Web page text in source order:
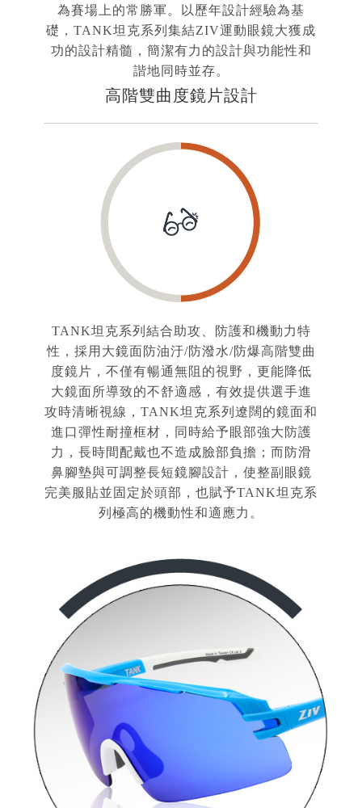
為賽場上的常勝軍。以歷年設計經驗為基
礎，TANK坦克系列集結ZIV運動眼鏡大獲成
功的設計精髓，簡潔有力的設計與功能性和
諧地同時並存。
高階雙曲度鏡片設計
TANK坦克系列結合助攻、防護和機動力特
性，採用大鏡面防油汙/防潑水/防爆高階雙曲
度鏡片，不僅有暢通無阻的視野，更能降低
大鏡面所導致的不舒適感，有效提供選手進
攻時清晰視線，TANK坦克系列遼闊的鏡面和
進口彈性耐撞框材，同時給予眼部強大防護
力，長時間配戴也不造成臉部負擔；而防滑
鼻腳墊與可調整長短鏡腳設計，使整副眼鏡
完美服貼並固定於頭部，也賦予TANK坦克系
列極高的機動性和適應力。